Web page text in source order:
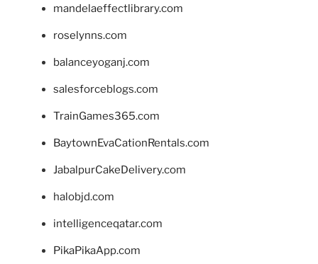
mandelaeffectlibrary.com
roselynns.com
balanceyoganj.com
salesforceblogs.com
TrainGames365.com
BaytownEvaCationRentals.com
JabalpurCakeDelivery.com
halobjd.com
intelligenceqatar.com
PikaPikaApp.com